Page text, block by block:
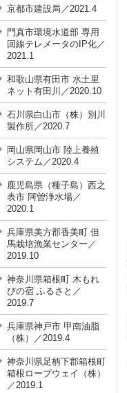
京都市建設局／2021.4
門真市環境水道部 専用
回線テレメータのIP化／
2021.1
和歌山県有田市 水土里
ネット有田川／2020.10
石川県白山市（株）別川
製作所／2020.7
岡山県岡山市 陸上養殖
システム／2020.4
鹿児島県（種子島）西之
表市 阿曽浄水場／
2020.1
兵庫県美方郡香美町 但
馬栽培漁業センター／
2019.10
神奈川県箱根町 木もれ
びの宿 ふるさと／
2019.7
兵庫県神戸市 甲南油脂
（株）／2019.4
神奈川県足柄下郡箱根町
箱根ロープウェイ（株）
／2019.1